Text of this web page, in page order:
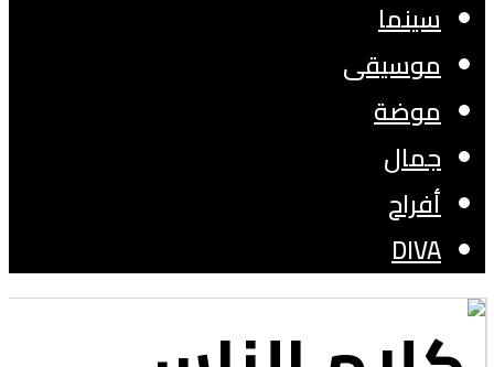
سينما
موسيقى
موضة
جمال
أفراح
DIVA